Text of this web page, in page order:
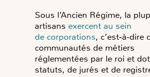
Sous l’Ancien Régime, la
artisans exercent au sein
de corporations, c’est‑à‑dire
communautés de métiers
réglementées par le roi et
statuts, de jurés et de